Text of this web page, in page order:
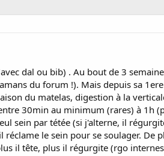
dal ou bib) . Au bout de 3
du forum !). Mais depuis sa
du matelas, digestion à la
30min au minimum (rares) à 1h
sein par tétée (si j'alterne, il
réclame le sein pour se soulager.
il tête, plus il régurgite (rgo